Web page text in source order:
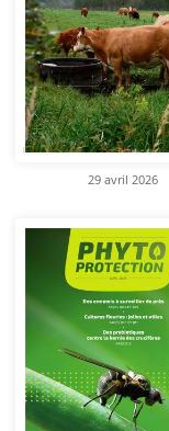
29 avril 2026